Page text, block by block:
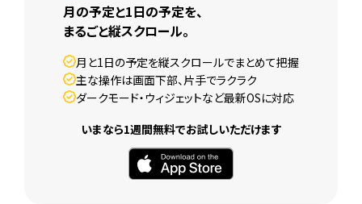
月の予定と1日の予定を、
まるごと縦スクロール。
月と1日の予定を縦スクロールでまとめて把握
主な操作は画面下部、片手でラクラク
ダークモード・ウィジェットなど最新OSに対応
いまなら1週間無料でお試しいただけます